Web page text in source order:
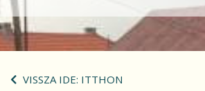
VISSZA IDE: ITTHON